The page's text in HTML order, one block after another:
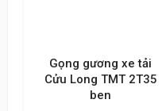
Gọng gương xe tải
Cửu Long TMT 2T35
ben